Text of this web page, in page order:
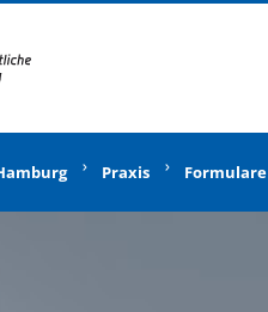
Praxis Formulare